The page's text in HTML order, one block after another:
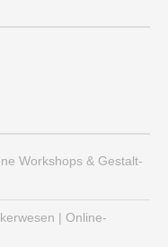
Workshops & Gestalt-
| Online-